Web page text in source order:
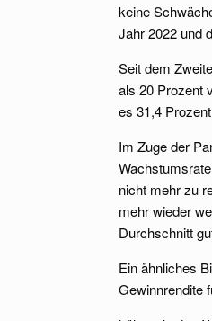
keine
Jahr 2022 und
Seit dem
als 20 Prozent
es 31,4
Im Zuge der
nicht mehr zu
mehr wieder
Durchschnitt
Ein ähnliches
Gewinnrendite